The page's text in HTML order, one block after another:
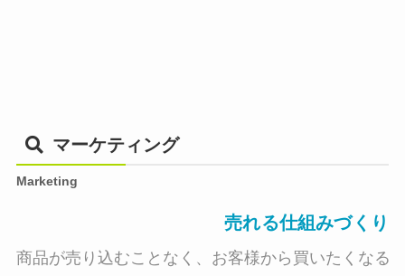
マーケティング
Marketing
売れる仕組みづくり
商品が売り込むことなく、お客様から買いたくなる